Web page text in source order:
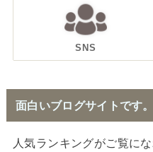
SNS
面白いブログサイトです。
人気ランキングがご覧に